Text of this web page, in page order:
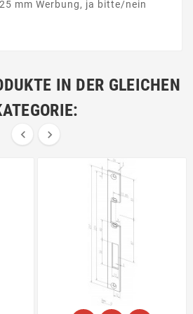
mm Werbung, ja bitte/nein
IN DER GLEICHEN
 